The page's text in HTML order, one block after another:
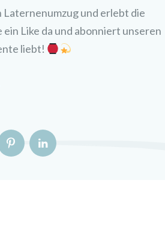
und erlebt die
ein Like da und abonniert unseren
liebt!